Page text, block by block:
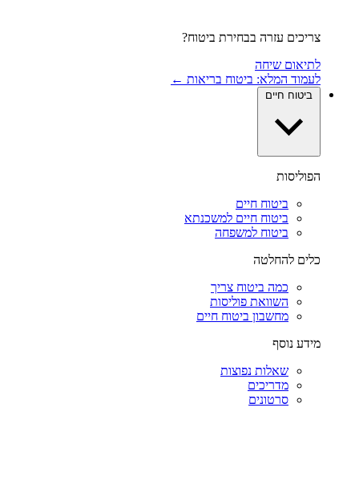
צריכים עזרה בבחירת ביטוח?
לתיאום שיחה
לעמוד המלא: ביטוח בריאות ←
ביטוח חיים
הפוליסות
ביטוח חיים
ביטוח חיים למשכנתא
ביטוח למשפחה
כלים להחלטה
כמה ביטוח צריך
השוואת פוליסות
מחשבון ביטוח חיים
מידע נוסף
שאלות נפוצות
מדריכים
סרטונים